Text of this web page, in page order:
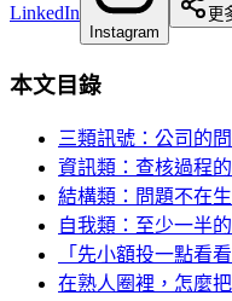
LinkedIn
Instagram
更
本文目錄
三類訊號：公司的
資訊類：查核過程
結構類：問題不在
自我類：至少一半
「先小額投一點看
在熟人圈裡，怎麼把